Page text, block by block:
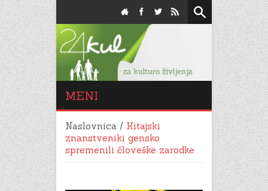
MENI
Naslovnica / Kitajski
znanstveniki gensko
spremenili človeške zarodke